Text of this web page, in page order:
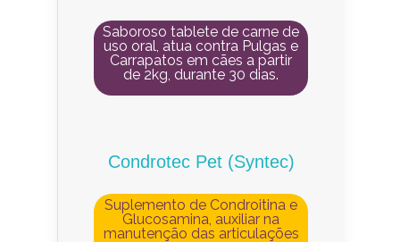
Saboroso tablete de carne de
uso oral, atua contra Pulgas e
Carrapatos em cães a partir
de 2kg, durante 30 dias.
Condrotec Pet (Syntec)
Suplemento de Condroitina e
Glucosamina, auxiliar na
manutenção das articulações